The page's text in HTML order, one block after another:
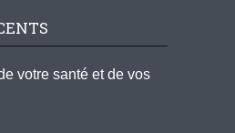
votre santé et de vos